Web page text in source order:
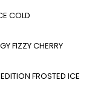
COLD
FIZZY CHERRY
FROSTED ICE